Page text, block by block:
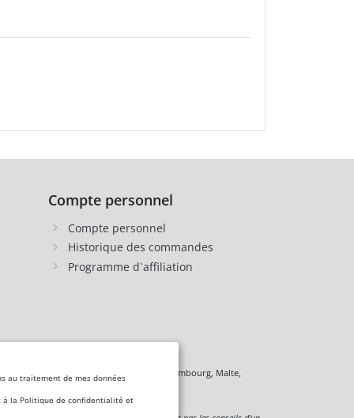
Compte personnel
Compte personnel
Historique des commandes
Programme d`affiliation
Lettonie, Lituanie, Liechtenstein, Luxembourg, Malte,
au traitement de mes données
à la Politique de confidentialité et